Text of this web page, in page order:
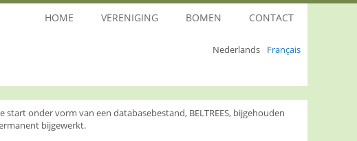
Nederlands Français
HOME VERENIGING BOMEN CONTACT
onder vorm van een databasebestand, BELTREES, bijgehouden
bijgewerkt.